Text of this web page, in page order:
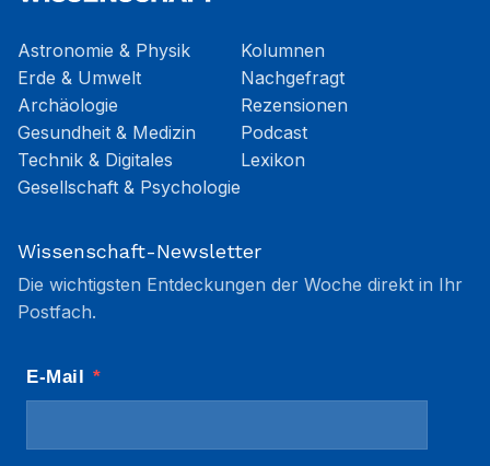
Astronomie & Physik
Erde & Umwelt
Archäologie
Gesundheit & Medizin
Technik & Digitales
Gesellschaft & Psychologie
Kolumnen
Nachgefragt
Rezensionen
Podcast
Lexikon
Wissenschaft-Newsletter
Die wichtigsten Entdeckungen der Woche direkt in Ihr
Postfach.